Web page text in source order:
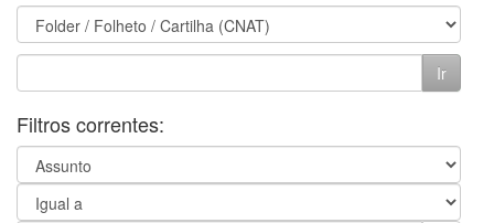
Filtros correntes: